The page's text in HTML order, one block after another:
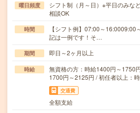
曜日頻度
シフト制（月～日）※平日のみな
相談OK
時間
【シフト例】07:00～
記は一例です！そ…
期間 即日～2ヶ月以上
時給
無資格の方：時給1400円～1750
1700円～2125円 / 初任者以上：
交通費
全額支給